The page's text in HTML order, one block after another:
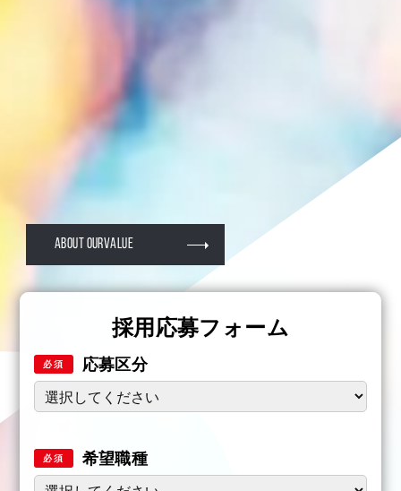
About OURVALUE
採用応募フォーム
必須 応募区分
必須 希望職種